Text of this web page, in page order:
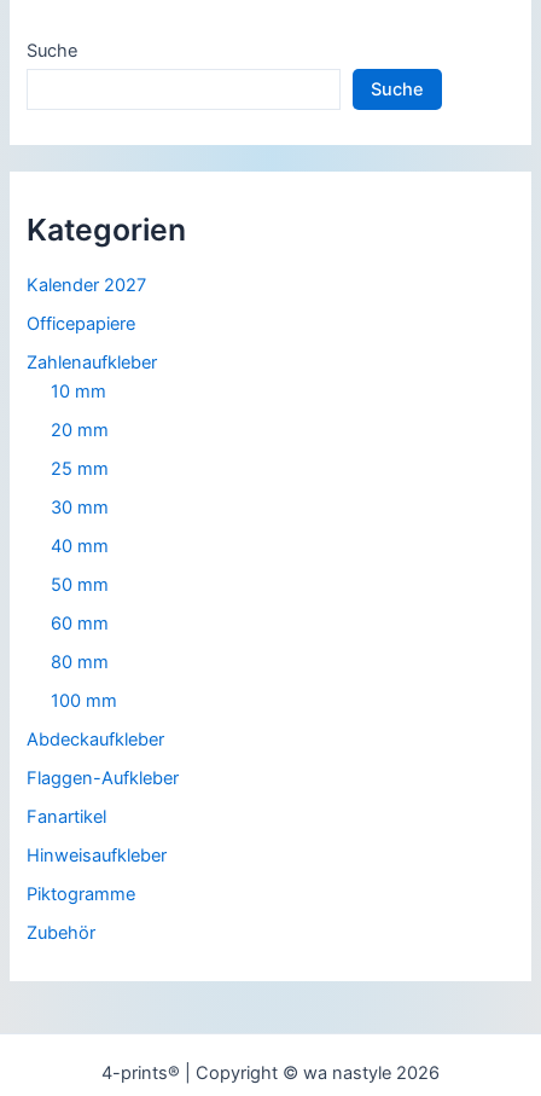
Suche
Suche
Kategorien
Kalender 2027
Officepapiere
Zahlenaufkleber
10 mm
20 mm
25 mm
30 mm
40 mm
50 mm
60 mm
80 mm
100 mm
Abdeckaufkleber
Flaggen-Aufkleber
Fanartikel
Hinweisaufkleber
Piktogramme
Zubehör
4-prints® | Copyright © wa nastyle 2026